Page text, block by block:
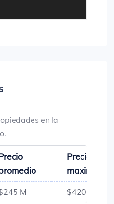
en la
Precio
maximo
M $420 M